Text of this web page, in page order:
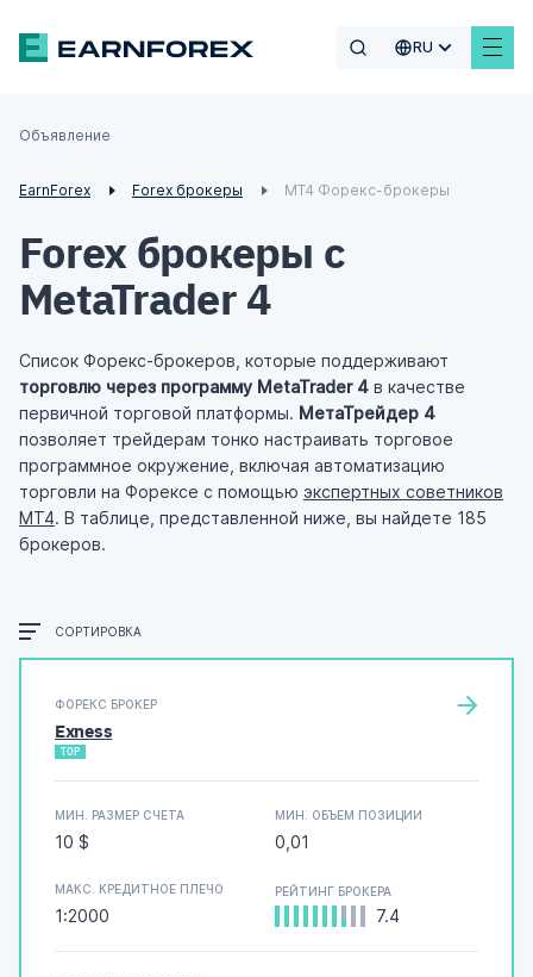
RU
Объявление
EarnForex Forex брокеры MT4 Форекс-брокеры
Forex брокеры с
MetaTrader 4
Список Форекс-брокеров, которые поддерживают
торговлю через программу MetaTrader 4 в качестве
первичной торговой платформы. МетаТрейдер 4
позволяет трейдерам тонко настраивать торговое
программное окружение, включая автоматизацию
торговли на Форексе с помощью экспертных советников
MT4. В таблице, представленной ниже, вы найдете 185
брокеров.
СОРТИРОВКА
ФОРЕКС БРОКЕР
Exness
TOP
МИН. РАЗМЕР СЧЕТА
10 $
МИН. ОБЪЕМ ПОЗИЦИИ
0,01
МАКС. КРЕДИТНОЕ ПЛЕЧО
1:2000
РЕЙТИНГ БРОКЕРА
7.4